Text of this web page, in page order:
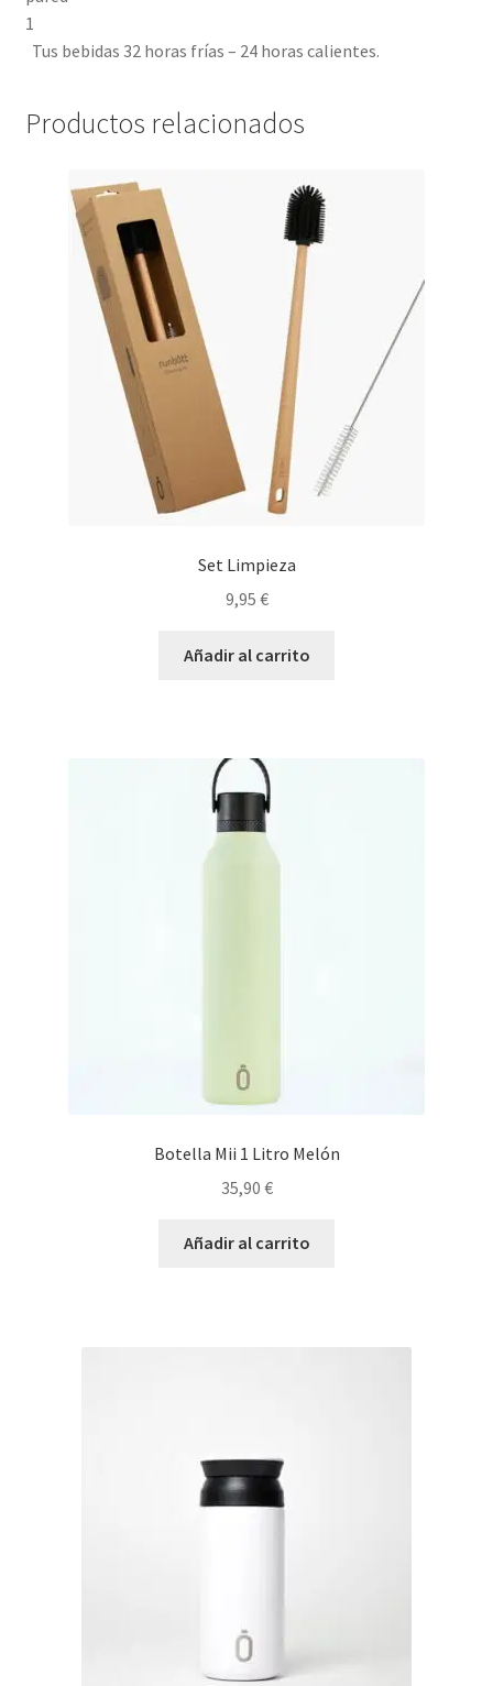
Tus bebidas 32 horas frías – 24 horas calientes.
Productos relacionados
Set Limpieza
9,95 €
Añadir al carrito
Botella Mii 1 Litro Melón
35,90 €
Añadir al carrito